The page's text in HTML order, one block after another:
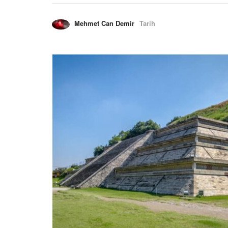
Mehmet Can Demir Tarih